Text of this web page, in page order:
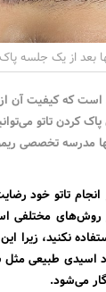
بعد از یک جلسه
است که کیفیت آن
پاک کردن تاتو
مدرسه تخصصی ریمو
انجام تاتو خود
روش‌های مختلفی
نکنید، زیرا
طبیعی مثل
می‌شود.